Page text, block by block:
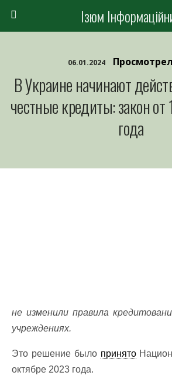
Ізюм
06.01.2024
В Украине начинают
честные кредиты: закон
года
не изменили правила
учреждениях.
Это решение было принято
октябре 2023 года.